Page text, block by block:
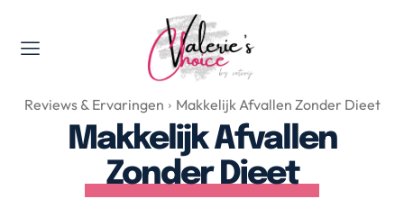
Valerie's Topics
Travel & Culture
Food & Drinks
Happyness & Opmerkelijk
Lifestyle, Sport & Duurzaamheid
Reviews & Ervaringen Makkelijk Afvallen Zonder Dieet
Makkelijk Afvallen
Zonder Dieet